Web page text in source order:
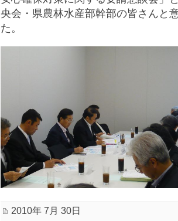
央会・県農林水産部幹部の皆さんと
た。
2010年 7月 30日